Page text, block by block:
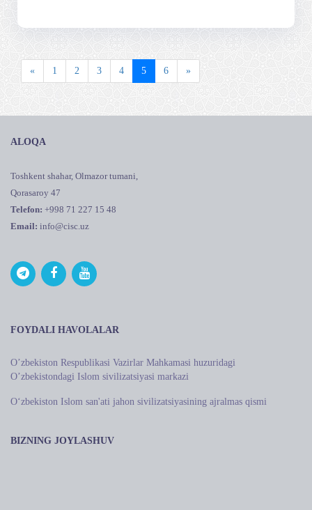
« 1 2 3 4 5 6 »
ALOQA
Toshkent shahar, Olmazor tumani,
Qorasaroy 47
Telefon: +998 71 227 15 48
Email: info@cisc.uz
FOYDALI HAVOLALAR
Oʼzbekiston Respublikasi Vazirlar Mahkamasi huzuridagi
Oʼzbekistondagi Islom sivilizatsiyasi markazi
O‘zbekiston Islom san'ati jahon sivilizatsiyasining ajralmas qismi
BIZNING JOYLASHUV